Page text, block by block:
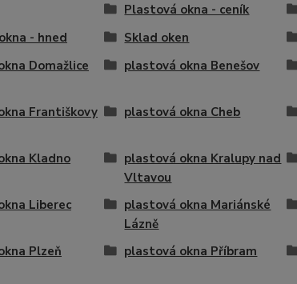
Plastová okna - ceník
- hned
Sklad oken
Domažlice
plastová okna Benešov
Františkovy
plastová okna Cheb
Kladno
plastová okna Kralupy nad
Vltavou
Liberec
plastová okna Mariánské
Lázně
Plzeň plastová okna Příbram